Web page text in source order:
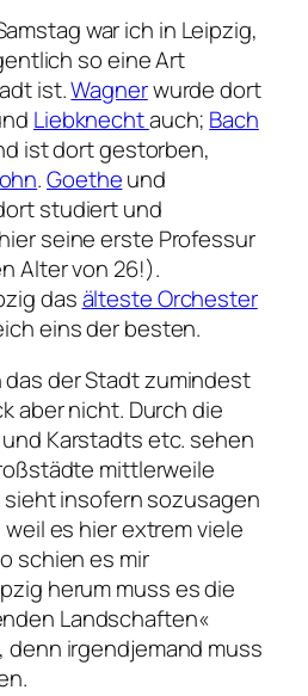
war ich in Leipzig,
so eine Art
ist.Wagnerwurde dort
Liebknechtauch; Bach
ist dort gestorben,
.Goetheund
studiert und
seine erste Professur
Alter von 26!).
dasälteste Orchester
eins der besten.
der Stadt zumindest
aber nicht. Durch die
Karstadts etc. sehen
mittlerweile
sieht insofern sozusagen
es hier extrem viele
schien es mir
herum muss es die
Landschaften«
irgendjemand muss